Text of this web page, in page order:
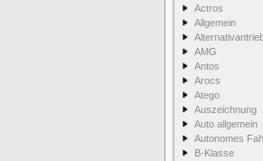
Actros
Allgemein
AMG
Antos
Arocs
Atego
Auszeichnung
Auto allgemein
Autonomes
B-Klasse